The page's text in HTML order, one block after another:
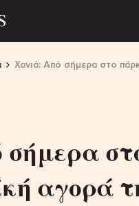
Χανιά: Από σήμερα στο
αγορά